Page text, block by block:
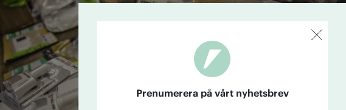
Prenumerera på vårt nyhetsbrev